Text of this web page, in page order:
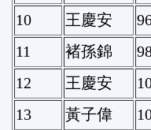
10
王慶安
11
褚孫錦
12
王慶安
13
黃子偉